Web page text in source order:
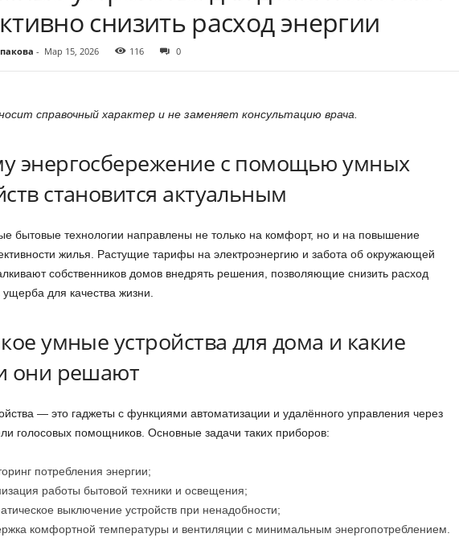
снизить расход энергии
- Мар 15, 2026 116 0
справочный характер и не заменяет консультацию врача.
энергосбережение с помощью умных
становится актуальным
бытовые технологии направлены не только на комфорт, но и на повышение
жилья. Растущие тарифы на электроэнергию и забота об окружающей
собственников домов внедрять решения, позволяющие снизить расход
ущерба для качества жизни.
умные устройства для дома и какие
они решают
— это гаджеты с функциями автоматизации и удалённого управления через
голосовых помощников. Основные задачи таких приборов:
потребления энергии;
работы бытовой техники и освещения;
выключение устройств при ненадобности;
комфортной температуры и вентиляции с минимальным энергопотреблением.